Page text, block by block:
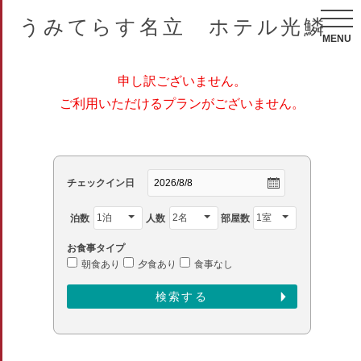
うみてらす名立 ホテル光鱗
MENU
申し訳ございません。
ご利用いただけるプランがございません。
チェックイン日
泊数 人数 部屋数
お食事タイプ
朝食あり
夕食あり 食事なし